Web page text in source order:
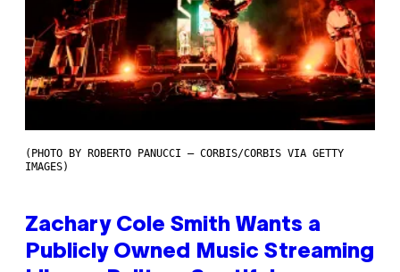
(PHOTO BY ROBERTO PANUCCI – CORBIS/CORBIS VIA GETTY
IMAGES)
Zachary Cole Smith Wants a
Publicly Owned Music Streaming